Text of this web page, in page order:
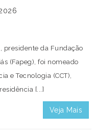
presidente da Fundação
(Fapeg), foi nomeado
e Tecnologia (CCT),
[...]
Veja Mais